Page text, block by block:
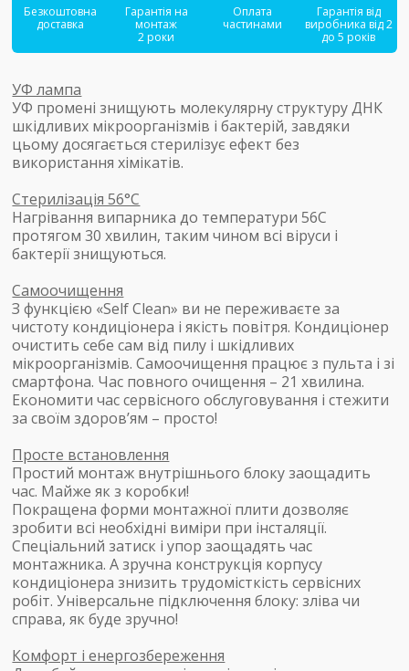
Безкоштовна
доставка
Гарантія на
монтаж
2 роки
Оплата
частинами
Гарантія від
виробника від 2
до 5 років
УФ лампа
УФ промені знищують молекулярну структуру ДНК
шкідливих мікроорганізмів і бактерій, завдяки
цьому досягається стерилізує ефект без
використання хімікатів.
Стерилізація 56°С
Нагрівання випарника до температури 56С
протягом 30 хвилин, таким чином всі віруси і
бактерії знищуються.
Самоочищення
З функцією «Self Clean» ви не переживаєте за
чистоту кондиціонера і якість повітря. Кондиціонер
очистить себе сам від пилу і шкідливих
мікроорганізмів. Самоочищення працює з пульта і зі
смартфона. Час повного очищення – 21 хвилина.
Економити час сервісного обслуговування і стежити
за своїм здоров’ям – просто!
Просте встановлення
Простий монтаж внутрішнього блоку заощадить
час. Майже як з коробки!
Покращена форми монтажної плити дозволяє
зробити всі необхідні виміри при інсталяції.
Спеціальний затиск і упор заощадять час
монтажника. А зручна конструкція корпусу
кондиціонера знизить трудомісткість сервісних
робіт. Універсальне підключення блоку: зліва чи
справа, як буде зручно!
Комфорт і енергозбереження